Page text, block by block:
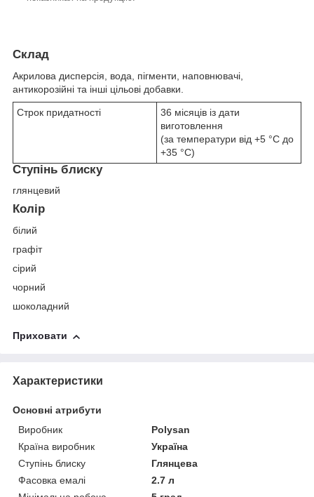
Склад
Акрилова дисперсія, вода, пігменти, наповнювачі,
антикорозійні та інші цільові добавки.
Строк придатності
36 місяців із дати
виготовлення
(за температури від +5 °С до
+35 °С)
Ступінь блиску
глянцевий
Колір
білий
графіт
сірий
чорний
шоколадний
Приховати
Характеристики
Основні атрибути
Виробник
Polysan
Країна виробник
Україна
Ступінь блиску
Глянцева
Фасовка емалі
2.7 л